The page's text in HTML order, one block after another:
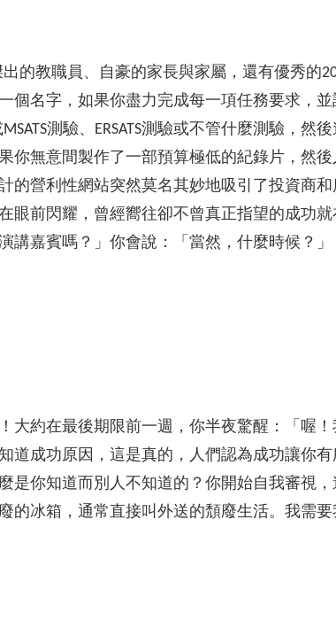
的教職員、自豪的家長與家屬，還有優秀的
個名字，如果你盡力完成每一項任務要求，
測驗、ERSATS測驗或不管什麼測驗，然
你無意間製作了一部預算極低的紀錄片，然
的營利性網站突然莫名其妙地吸引了投資商
眼前閃耀，曾經嚮往卻不曾真正指望的成功
嘉賓嗎？」你會說：「當然，什麼時候？」
大約在最後期限前一週，你半夜驚醒：「喔
道成功原因，這是真的，人們認為成功讓你
你知道而別人不知道的？你開始自我審視，
的冰箱，通常直接叫外送的頹廢生活。我需要